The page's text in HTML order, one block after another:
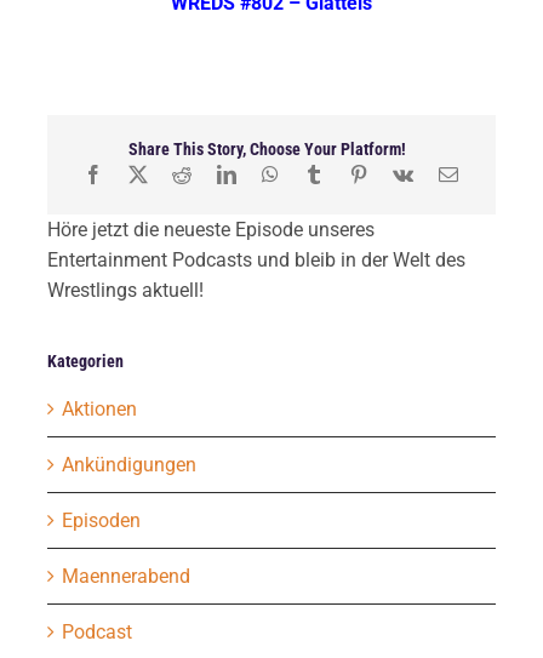
Share This Story, Choose Your Platform!
Höre jetzt die neueste Episode unseres
Entertainment Podcasts und bleib in der Welt des
Wrestlings aktuell!
Kategorien
Aktionen
Ankündigungen
Episoden
Maennerabend
Podcast